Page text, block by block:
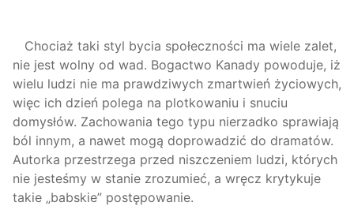
Chociaż taki styl bycia społeczności ma wiele zalet,
nie jest wolny od wad. Bogactwo Kanady powoduje, iż
wielu ludzi nie ma prawdziwych zmartwień życiowych,
więc ich dzień polega na plotkowaniu i snuciu
domysłów. Zachowania tego typu nierzadko sprawiają
ból innym, a nawet mogą doprowadzić do dramatów.
Autorka przestrzega przed niszczeniem ludzi, których
nie jesteśmy w stanie zrozumieć, a wręcz krytykuje
takie „babskie” postępowanie.